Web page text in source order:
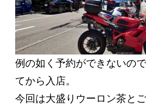
例の如く予約ができないの
てから入店。
今回は大盛りウーロン茶と